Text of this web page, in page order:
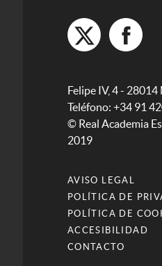
Felipe IV, 4 -
Teléfono: +34 91
© Real Academia
2019
AVISO LEGAL
POLÍTICA DE
POLÍTICA DE
ACCESIBILIDAD
CONTACTO